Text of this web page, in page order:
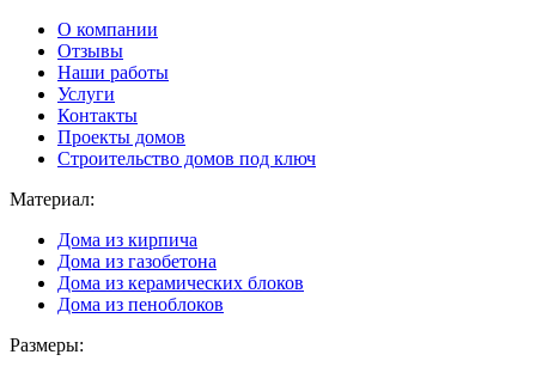
О компании
Отзывы
Наши работы
Услуги
Контакты
Проекты домов
Строительство домов под ключ
Материал:
Дома из кирпича
Дома из газобетона
Дома из керамических блоков
Дома из пеноблоков
Размеры: